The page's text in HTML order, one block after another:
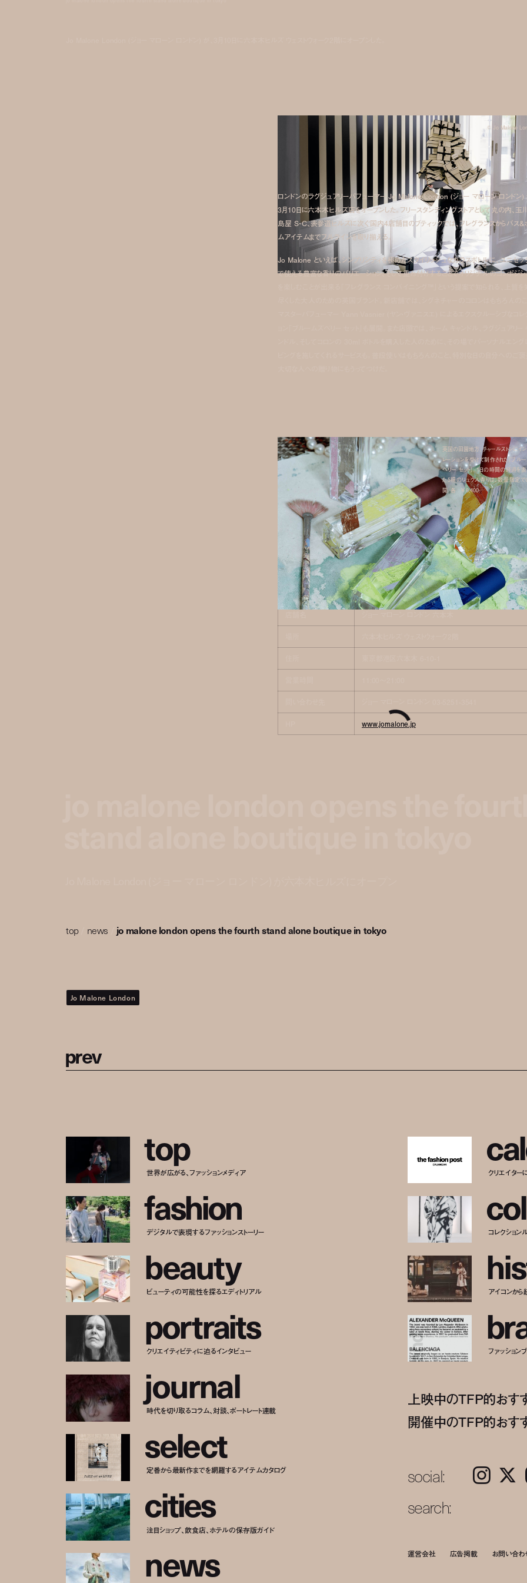
© Jo Malone
ロンドンのラグジュアリーパフューマー Jo Malone London (ジョー マローン ロンドン)
3月10日に六本木ヒルズ店をオープンした。フリースタンディングストアとして丸の内、玉
島屋 S・C、表参道ヒルズに次ぐ国内4店舗目のブティックでは、フレグランスからバス＆
ムアイテムまでフルラインを取り揃える。
Jo Malone といえば、シンプリシティを極めたスタイリッシュなガラスボトルに、ユニセッ
で使える豊富な香りのバリエーション、そして重ね付けすることでオリジナルのコンポジシ
英国の田園地方、チャールストンにイ
レーションを受けて制作された「ブル
ベリー セット」。1日の時間の経過を
た5種のリュクス香りは、数量限定
開。各 ¥ 8,400
店舗情報
www.jomalone.jp
top/ news jo malone london opens the fourth stand alone boutique in tokyo
Jo Malone London
prev
top
世界が広がる、ファッションメディア
fashion
デジタルで表現するファッションストーリー
beauty
ビューティの可能性を探るエディトリアル
portraits
クリエイティビティに迫るインタビュー
journal
時代を切り取るコラム、対談、ポートレート連載
select
定番から最新作までを網羅するアイテムカタログ
cities
注目ショップ、飲食店、ホテルの保存版ガイド
news
cal
クリエイター
col
コレクション
his
アイコンから
br
ファッション
上映中のTFP的おす
開催中のTFP的おす
social: Instagram 𝕏
search:
運営会社 広告掲載 お問い合わ